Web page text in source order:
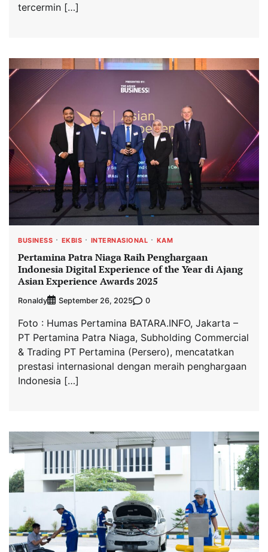
tercermin […]
BUSINESS EKBIS INTERNASIONAL KAM
Pertamina Patra Niaga Raih Penghargaan
Indonesia Digital Experience of the Year di Ajang
Asian Experience Awards 2025
Ronaldy September 26, 2025 0
Foto : Humas Pertamina BATARA.INFO, Jakarta –
PT Pertamina Patra Niaga, Subholding Commercial
& Trading PT Pertamina (Persero), mencatatkan
prestasi internasional dengan meraih penghargaan
Indonesia […]